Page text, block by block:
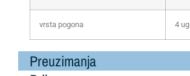
vrsta pogona 4 ug
Preuzimanja